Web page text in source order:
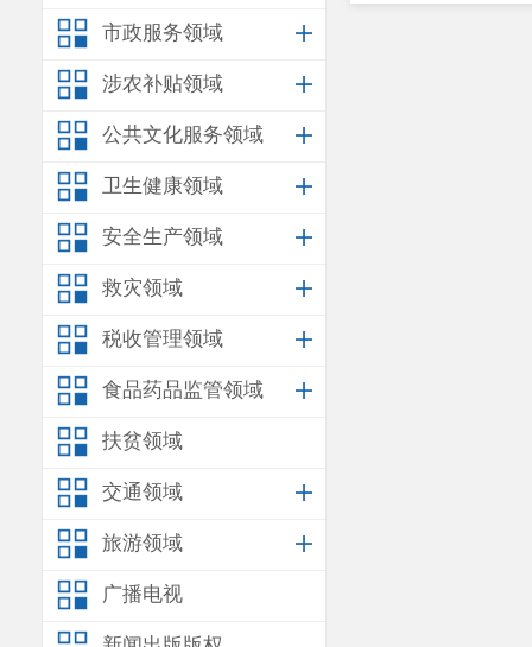
市政服务领域
涉农补贴领域
公共文化服务领域
卫生健康领域
安全生产领域
救灾领域
税收管理领域
食品药品监管领域
扶贫领域
交通领域
旅游领域
广播电视